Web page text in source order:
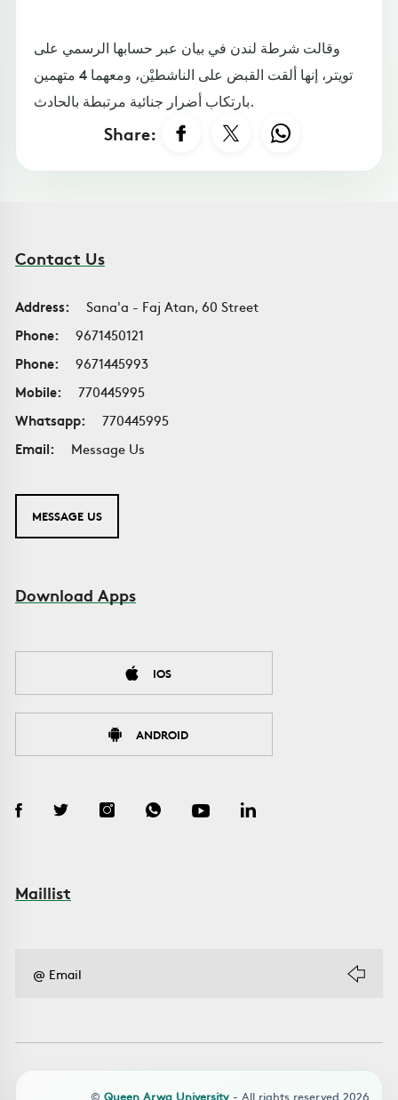
وقالت شرطة لندن في بيان عبر حسابها الرسمي على
تويتر، إنها ألقت القبض على الناشطيْن، ومعهما 4 متهمين
بارتكاب أضرار جنائية مرتبطة بالحادث.
Share:
Contact Us
Address:
Sana'a - Faj Atan, 60 Street
Phone:
9671450121
Phone:
9671445993
Mobile:
770445995
Whatsapp:
770445995
Email:
Message Us
MESSAGE US
Download Apps
IOS
ANDROID
Maillist
© Queen Arwa University - All rights reserved 2026